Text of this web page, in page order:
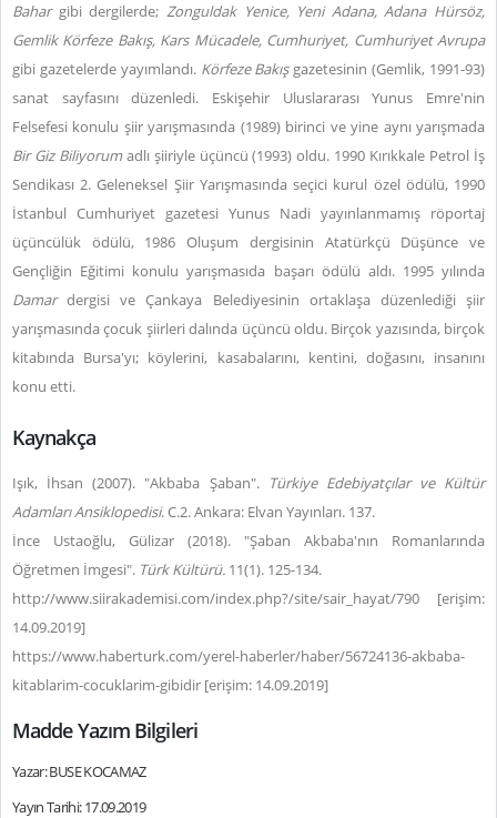
Bahargibi dergilerde; Zonguldak Yenice, Yeni Adana, Adana Hürsöz,
Gemlik Körfeze Bakış, Kars Mücadele, Cumhuriyet, Cumhuriyet Avrupa
gibi gazetelerde yayımlandı. Körfeze Bakışgazetesinin (Gemlik, 1991-93)
sanat sayfasını düzenledi. Eskişehir Uluslararası Yunus Emre'nin
Felsefesi konulu şiir yarışmasında (1989) birinci ve yine aynı yarışmada
Bir Giz Biliyorumadlı şiiriyle üçüncü (1993) oldu. 1990 Kırıkkale Petrol İş
Sendikası 2. Geleneksel Şiir Yarışmasında seçici kurul özel ödülü, 1990
İstanbul Cumhuriyet gazetesi Yunus Nadi yayınlanmamış röportaj
üçüncülük ödülü, 1986 Oluşum dergisinin Atatürkçü Düşünce ve
Gençliğin Eğitimi konulu yarışmasıda başarı ödülü aldı. 1995 yılında
Damardergisi ve Çankaya Belediyesinin ortaklaşa düzenlediği şiir
yarışmasında çocuk şiirleri dalında üçüncü oldu. Birçok yazısında, birçok
kitabında Bursa'yı; köylerini, kasabalarını, kentini, doğasını, insanını
konu etti.
Kaynakça
Işık, İhsan (2007). "Akbaba Şaban". Türkiye Edebiyatçılar ve Kültür
Adamları Ansiklopedisi. C.2. Ankara: Elvan Yayınları. 137.
İnce Ustaoğlu, Gülizar (2018). "Şaban Akbaba'nın Romanlarında
Öğretmen İmgesi". Türk Kültürü. 11(1). 125-134.
http://www.siirakademisi.com/index.php?/site/sair_hayat/790 [erişim:
14.09.2019]
https://www.haberturk.com/yerel-haberler/haber/56724136-akbaba-
kitablarim-cocuklarim-gibidir [erişim: 14.09.2019]
Madde Yazım Bilgileri
Yazar: BUSE KOCAMAZ
Yayın Tarihi: 17.09.2019